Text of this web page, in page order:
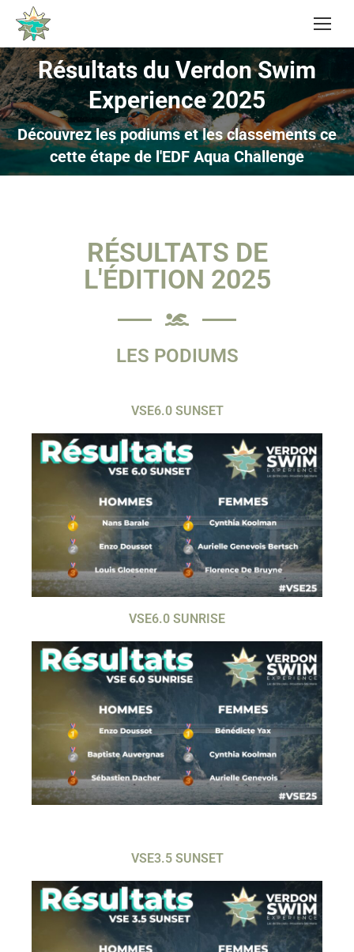
Résultats du Verdon Swim
Experience 2025
Découvrez les podiums et les classements ce
cette étape de l'EDF Aqua Challenge
Vous êtes ici :
RÉSULTATS DE
L'ÉDITION 2025
LES PODIUMS
VSE6.0 SUNSET
VSE6.0 SUNRISE
VSE3.5 SUNSET